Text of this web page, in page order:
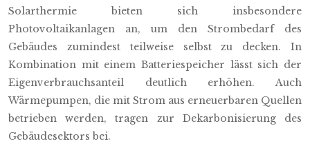
Solarthermie bieten sich insbesondere
Photovoltaikanlagen an, um den Strombedarf des
Gebäudes zumindest teilweise selbst zu decken. In
Kombination mit einem Batteriespeicher lässt sich der
Eigenverbrauchsanteil deutlich erhöhen. Auch
Wärmepumpen, die mit Strom aus erneuerbaren Quellen
betrieben werden, tragen zur Dekarbonisierung des
Gebäudesektors bei.